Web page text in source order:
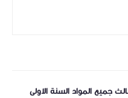
جميع المواد السنة الاولى